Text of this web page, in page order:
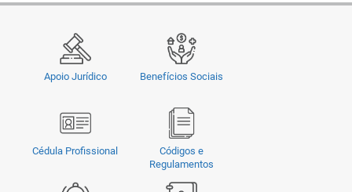
Apoio Jurídico Benefícios Sociais
Cédula Profissional
Códigos e
Regulamentos